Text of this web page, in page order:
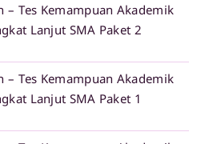
– Tes Kemampuan Akademik
Lanjut SMA Paket 2
– Tes Kemampuan Akademik
Lanjut SMA Paket 1